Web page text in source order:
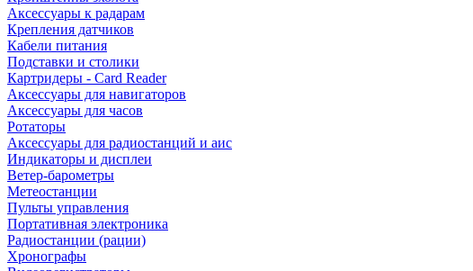
Аксессуары к радарам
Крепления датчиков
Кабели питания
Подставки и столики
Картридеры - Card Reader
Аксессуары для навигаторов
Аксессуары для часов
Ротаторы
Аксессуары для радиостанций и аис
Индикаторы и дисплеи
Ветер-барометры
Метеостанции
Пульты управления
Портативная электроника
Радиостанции (рации)
Хронографы